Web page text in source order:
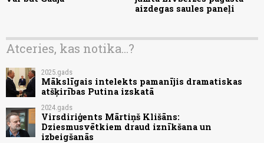
aizdegas saules paneļi
Atceries, kas notika...?
2025.gads
Mākslīgais intelekts pamanījis dramatiskas
atšķirības Putina izskatā
2024.gads
Virsdiriģents Mārtiņš Klišāns:
Dziesmusvētkiem draud iznīkšana un
izbeigšanās